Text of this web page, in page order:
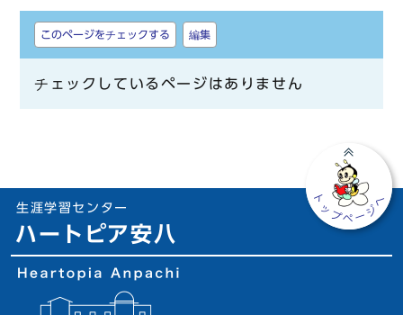
しおり
このページをチェックする 編集
チェックしているページはありません
生涯学習センター
ハートピア安八